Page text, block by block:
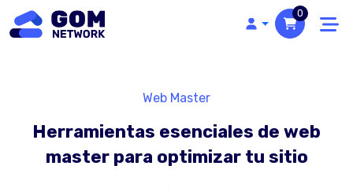
0
Herramientas esenciales de web
master para optimizar tu sitio
Web Master